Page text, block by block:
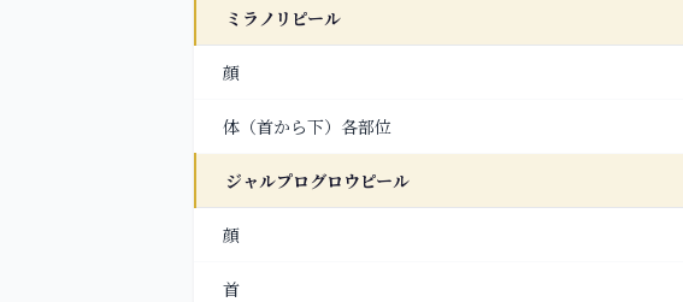
ミラノリピール
顔
体（首から下）各部位
ジャルプログロウピール
顔
首